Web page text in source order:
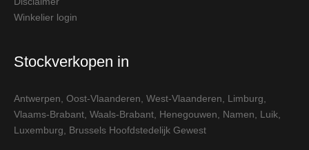
Winkelier login
Stockverkopen in
Antwerpen Oost-Vlaanderen West-Vlaanderen Limburg
Vlaams-Brabant Waals-Brabant Henegouwen Namen Luik
Luxemburg
Brussels Hoofdstedelijk Gewest